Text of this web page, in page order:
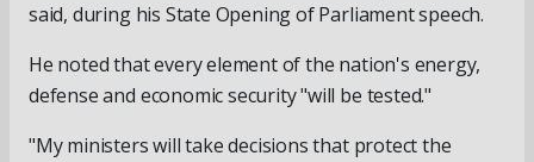
said, during his State Opening of Parliament speech.
He noted that every element of the nation's energy,
defense and economic security "will be tested."
"My ministers will take decisions that protect the